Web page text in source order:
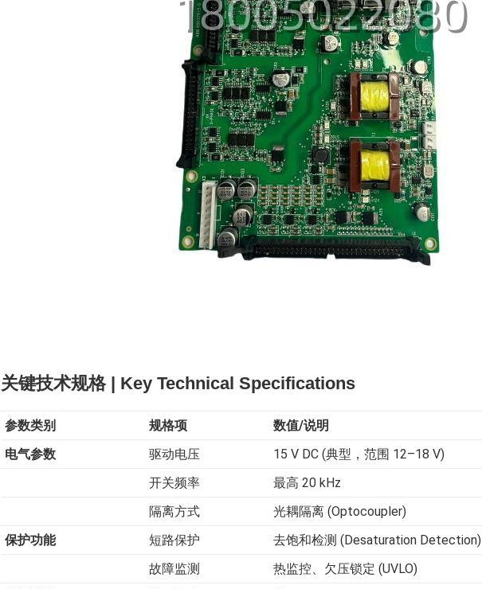
关键技术规格 | Key Technical Specifications
参数类别 规格项
数值/说明
电气参数
驱动电压
15 V DC (典型，范围 12–18 V)
开关频率
最高 20 kHz
隔离方式
光耦隔离 (Optocoupler)
保护功能
短路保护
去饱和检测 (Desaturation Detection)
故障监测
热监控、欠压锁定 (UVLO)